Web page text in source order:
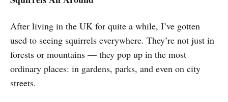
After living in the UK for quite a while, I’ve gotten
used to seeing squirrels everywhere. They’re not just in
forests or mountains — they pop up in the most
ordinary places: in gardens, parks, and even on city
streets.